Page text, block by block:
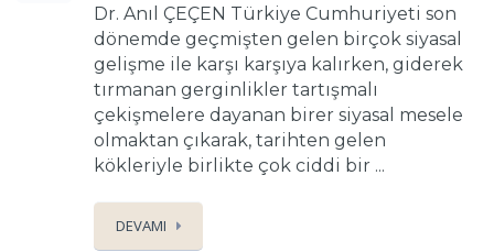
Dr. Anıl ÇEÇEN Türkiye Cumhuriyeti son
dönemde geçmişten gelen birçok siyasal
gelişme ile karşı karşıya kalırken, giderek
tırmanan gerginlikler tartışmalı
çekişmelere dayanan birer siyasal mesele
olmaktan çıkarak, tarihten gelen
kökleriyle birlikte çok ciddi bir ...
DEVAMI